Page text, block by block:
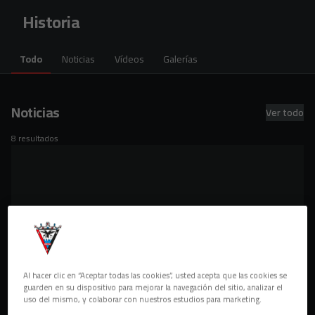
Historia
Todo Noticias Vídeos Galerías
Noticias Ver todo
8 resultados
Al hacer clic en “Aceptar todas las cookies”, usted acepta que las cookies se
guarden en su dispositivo para mejorar la navegación del sitio, analizar el
uso del mismo, y colaborar con nuestros estudios para marketing.